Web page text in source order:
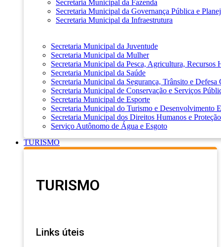
Secretaria Municipal da Fazenda
Secretaria Municipal da Governança Pública e
Secretaria Municipal da Infraestrutura
Secretaria Municipal da Juventude
Secretaria Municipal da Mulher
Secretaria Municipal da Pesca, Agricultura, Recursos
Secretaria Municipal da Saúde
Secretaria Municipal da Segurança, Trânsito e Defesa
Secretaria Municipal de Conservação e Serviços
Secretaria Municipal de Esporte
Secretaria Municipal do Turismo e Desenvolvimento
Secretaria Municipal dos Direitos Humanos e
Serviço Autônomo de Água e Esgoto
TURISMO
TURISMO
Links úteis